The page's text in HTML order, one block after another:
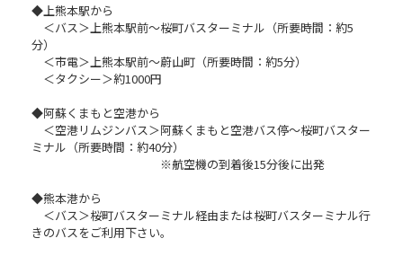
◆上熊本駅から
＜バス＞上熊本駅前～桜町バスターミナル（所要時間：約5
分）
＜市電＞上熊本駅前～蔚山町（所要時間：約5分）
＜タクシー＞約1000円
◆阿蘇くまもと空港から
＜空港リムジンバス＞阿蘇くまもと空港バス停～桜町バスター
ミナル（所要時間：約40分）
※航空機の到着後15分後に出発
◆熊本港から
＜バス＞桜町バスターミナル経由または桜町バスターミナル行
きのバスをご利用下さい。